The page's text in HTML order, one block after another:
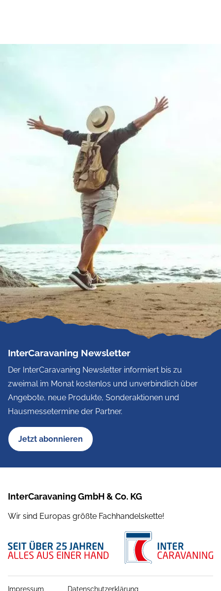
InterCaravaning Newsletter
Der InterCaravaning Newsletter informiert bis zu
zweimal im Monat kostenlos und unverbindlich über
Angebote, neue Produkte, Sonderaktionen und
Hausmessetermine der Partner.
Jetzt abonnieren
InterCaravaning GmbH & Co. KG
Wir sind Europas größte Fachhandelskette!
Impressum Datenschutzerklärung